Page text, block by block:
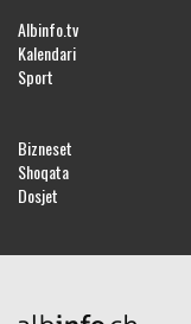
Albinfo.tv
Kalendari
Sport
Bizneset
Shoqata
Dosjet